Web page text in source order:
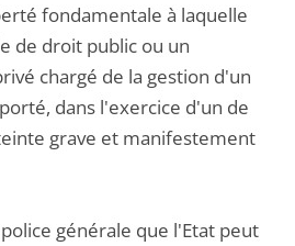
fondamentale à laquelle
de droit public ou un
chargé de la gestion d'un
dans l'exercice d'un de
grave et manifestement
générale que l'Etat peut